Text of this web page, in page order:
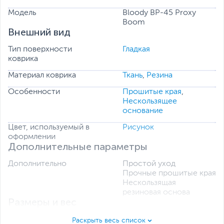
Модель
Bloody BP-45 Proxy
Boom
Внешний вид
Тип поверхности
коврика
Гладкая
Материал коврика Ткань, Резина
Особенности Прошитые края,
Нескользящее
основание
Цвет, используемый в
оформлении
Рисунок
Дополнительные параметры
Дополнительно
Простой уход
Прочные прошитые края
Нескользящая
резиновая основа
Размеры (Ш х В х Д) 45 х 40 х 0.5 см